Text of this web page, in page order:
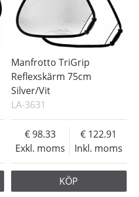
Manfrotto TriGrip
Reflexskärm 75cm
Silver/Vit
LA-3631
Exkl. moms
98.33
Inkl. moms
122.91
KÖP